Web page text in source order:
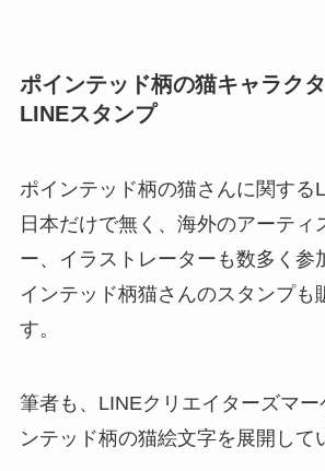
ポインテッド柄の猫キャラク
LINEスタンプ
ポインテッド柄の猫さんに関する
日本だけで無く、海外のアーティ
ー、イラストレーターも数多く参
インテッド柄猫さんのスタンプも
す。
筆者も、LINEクリエイターズマー
ンテッド柄の猫絵文字を展開して